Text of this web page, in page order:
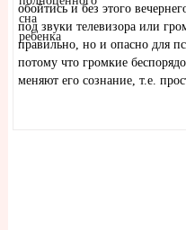
обойтись и без этого
под звуки телевизора или
правильно, но и опасно для
потому что громкие
меняют его сознание, т.е.